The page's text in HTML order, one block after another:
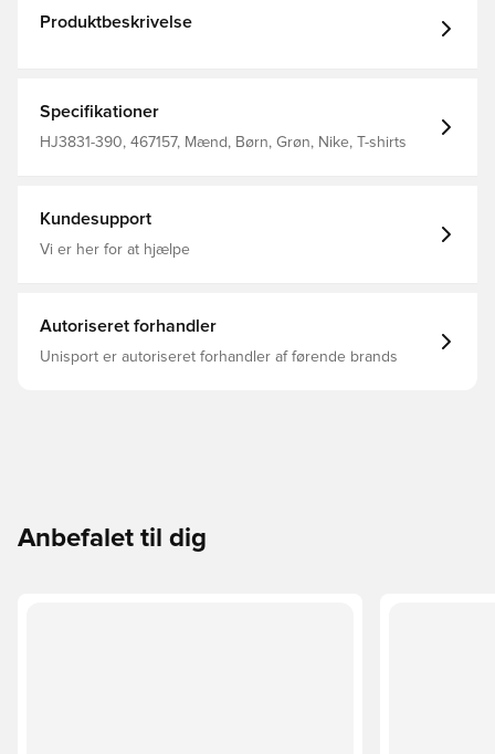
Produktbeskrivelse
Specifikationer
HJ3831-390, 467157, Mænd, Børn, Grøn, Nike, T-shirts
Kundesupport
Vi er her for at hjælpe
Autoriseret forhandler
Unisport er autoriseret forhandler af førende brands
Anbefalet til dig